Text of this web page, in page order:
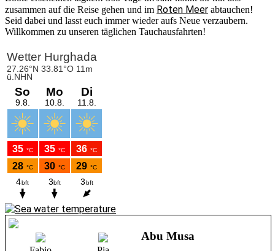
zusammen auf die Reise gehen und im Roten Meer abtauchen!
Seid dabei und lasst euch immer wieder aufs Neue verzaubern.
Willkommen zu unseren täglichen Tauchausfahrten!
Abu Musa